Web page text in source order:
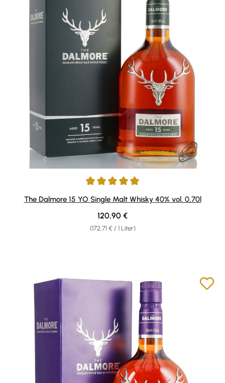
Durchschnittliche Bewertung von 4.89 von 5 Sternen
The Dalmore 15 YO Single Malt Whisky 40% vol. 0,70l
(172,71 € / 1 Liter)
Regulärer Preis:
120,90 €